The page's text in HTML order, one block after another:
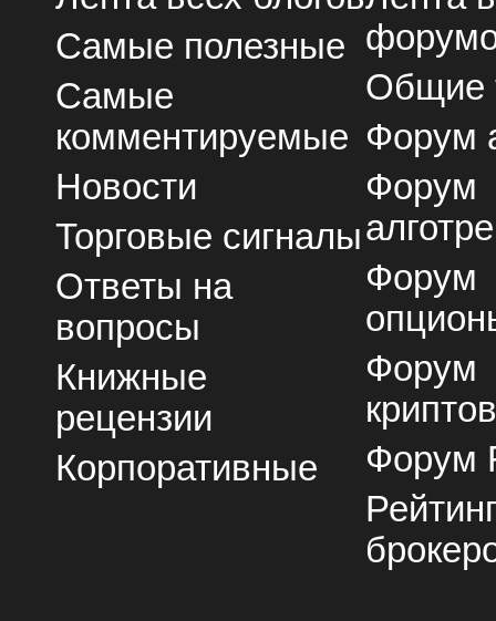
Самые полезные
Самые
комментируемые
Новости
Торговые сигналы
Ответы на
вопросы
Книжные
рецензии
Корпоративные
Общие
Форум
Форум
Форум
Форум
Форум